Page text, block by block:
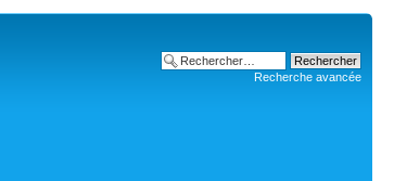
Recherche avancée